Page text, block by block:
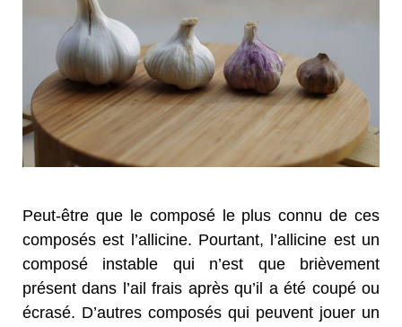
Peut-être que le composé le plus connu de ces
composés est l’allicine. Pourtant, l’allicine est un
composé instable qui n’est que brièvement
présent dans l’ail frais après qu’il a été coupé ou
écrasé. D’autres composés qui peuvent jouer un